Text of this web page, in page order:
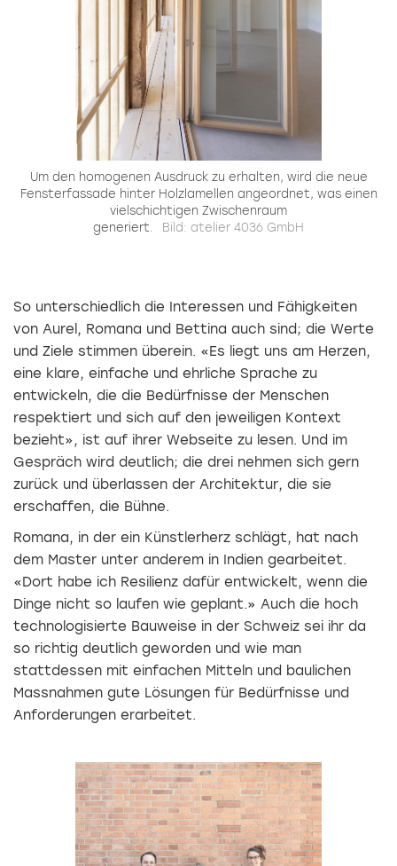
Um den homogenen Ausdruck zu erhalten, wird die neue
Fensterfassade hinter Holzlamellen angeordnet, was einen
vielschichtigen Zwischenraum
generiert.
Bild: atelier 4036 GmbH
So unterschiedlich die Interessen und Fähigkeiten
von Aurel, Romana und Bettina auch sind; die Werte
und Ziele stimmen überein. «Es liegt uns am Herzen,
eine klare, einfache und ehrliche Sprache zu
entwickeln, die die Bedürfnisse der Menschen
respektiert und sich auf den jeweiligen Kontext
bezieht», ist auf ihrer Webseite zu lesen. Und im
Gespräch wird deutlich; die drei nehmen sich gern
zurück und überlassen der Architektur, die sie
erschaffen, die Bühne.
Romana, in der ein Künstlerherz schlägt, hat nach
dem Master unter anderem in In­dien gearbeitet.
«Dort habe ich Resilienz dafür entwickelt, wenn die
Dinge nicht so laufen wie geplant.» Auch die hoch
technologisierte Bauweise in der Schweiz sei ihr da
so richtig deutlich geworden und wie man
stattdessen mit einfachen Mitteln und baulichen
Massnahmen gute Lösungen für Bedürfnisse und
Anforderungen erarbeitet.